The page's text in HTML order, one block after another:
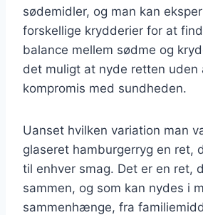
sødemidler, og man kan
forskellige krydderier for at
balance mellem sødme og
det muligt at nyde retten uden
kompromis med sundheden.
Uanset hvilken variation man
glaseret hamburgerryg en ret,
til enhver smag. Det er en ret,
sammen, og som kan nydes i
sammenhænge, fra